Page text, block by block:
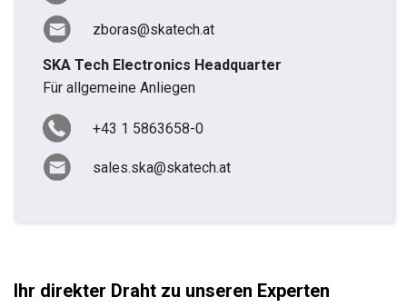
zboras@skatech.at
SKA Tech Electronics Headquarter
Für allgemeine Anliegen
+43 1 5863658-0
sales.ska@skatech.at
Ihr direkter Draht zu unseren Experten